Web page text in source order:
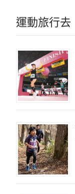
導
覽
運動旅行去